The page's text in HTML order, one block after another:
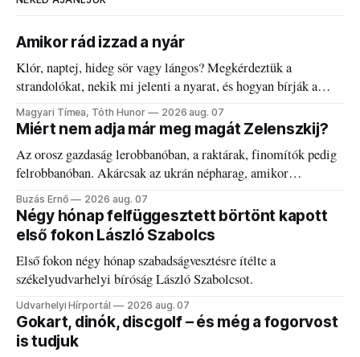
Amikor rád izzad a nyár
Klór, naptej, hideg sör vagy lángos? Megkérdeztük a
strandolókat, nekik mi jelenti a nyarat, és hogyan bírják a
kánikulát.
Magyari Tímea, Tóth Hunor 2026 aug. 07
Miért nem adja már meg magát Zelenszkij?
Az orosz gazdaság lerobbanóban, a raktárak, finomítók pedig
felrobbanóban. Akárcsak az ukrán népharag, amikor
elégedetlen vezetőivel.
Buzás Ernő 2026 aug. 07
Négy hónap felfüggesztett börtönt kapott
első fokon László Szabolcs
Első fokon négy hónap szabadságvesztésre ítélte a
székelyudvarhelyi bíróság László Szabolcsot.
Udvarhelyi Hírportál 2026 aug. 07
Gokart, dinók, discgolf – és még a fogorvost
is tudjuk